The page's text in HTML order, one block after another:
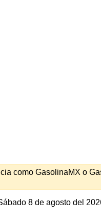
como GasolinaMX o
8 de agosto del